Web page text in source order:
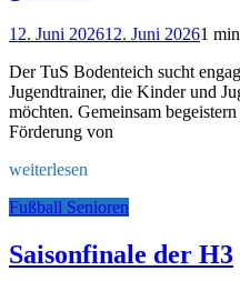
12. Juni 202612. Juni 20261
Der TuS Bodenteich sucht
Jugendtrainer, die Kinder und
möchten. Gemeinsam
Förderung von
weiterlesen
Fußball Senioren
Saisonfinale der H3